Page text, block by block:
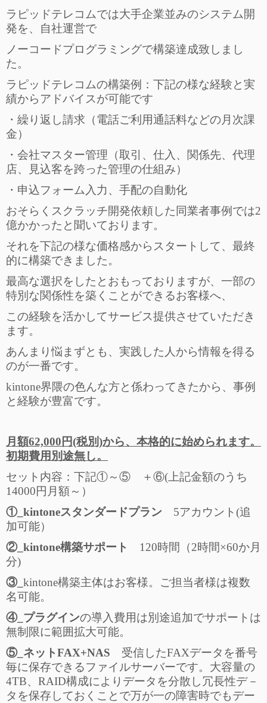
ラピッドテレコムでは大手企業並みのシステム開
発を、自社運営で
ノーコードプログラミングで構築達成致しまし
た。
ラピッドテレコムの構築例：下記の様な経験と実
績からアドバイスが可能です
・繰り返し請求（電話ご利用通話料などの月次課
金）
・会社マスター管理（取引、仕入、関係先、代理
店、見込客を跨った管理の仕組み）
・申込フォーム入力、手配の自動化
おそらくスクラッチ開発依頼した同業者事例では2
億かかったと聞いております。
それを下記の様な価格感からスタートして、最終
的に構築できました。
最高な選択をしたとおもっておりますが、一部の
特別な関係性を築くことができるお客様へ、
この経験を活かしてサービス提供させていただき
ます。
あんまり悩まずとも、実践した人から情報を得る
のが一番です。
kintone界隈の色んな方と係わってきたから、事例
と経験が豊富です。
月額62,000円(税別)から、本格的に始められます。
初期費用別途無し。
セット内容：下記①～⑤ ＋⑥(上記金額のうち
14000円月額～）
①_kintoneスタンダードプラン 5アカウント(追
加可能）
②_kintone構築サポート
120時間（2時間×60か月
分)
③_ kintone構築主体はお客様。ご担当者様は複数
名可能。
④_プラグインの導入費用は別途追加でサポートは
無制限に範囲拡大可能。
⑤_ネットFAX+NAS 受信したFAXデータを番号
毎に保存できるファイルサーバーです。大容量の
4TB、RAID構成によりデータを分散し冗長性デ－
タを保存しておくことで万が一の障害時でもデー